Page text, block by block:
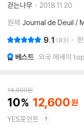
걷는나무
2018.11.20.
원제 Journal de Deuil /
9.1 83
베스트 외국 에세이
14,000원
10 12,600
YES포인트